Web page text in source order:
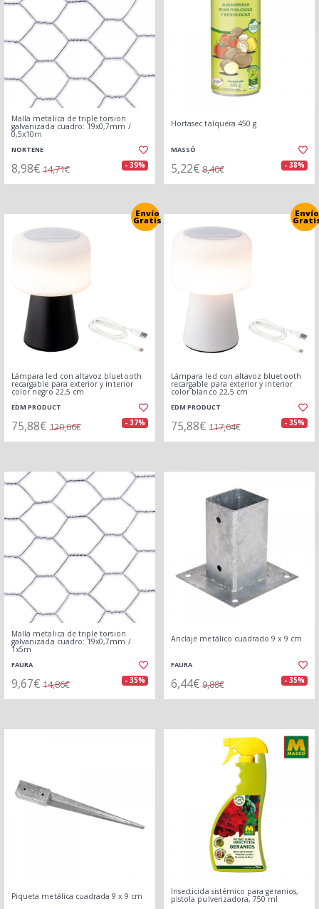
Malla metalica de triple torsion
galvanizada cuadro: 19x0,7mm /
0,5x10m
NORTENE
8,98€ 14,71€ - 39%
Hortasec talquera 450 g
MASSÓ
5,22€ 8,40€ - 38%
Envío
Gratis
Lámpara led con altavoz bluetooth
recargable para exterior y interior
color negro 22,5 cm
EDM PRODUCT
75,88€ 120,66€ - 37%
Envío
Lámpara led con altavoz bluetooth
recargable para exterior y interior
color blanco 22,5 cm
EDM PRODUCT
75,88€ 117,64€ - 35%
Malla metalica de triple torsion
galvanizada cuadro: 19x0,7mm /
1x5m
FAURA
9,67€ 14,86€ - 35%
Anclaje metálico cuadrado 9 x 9 cm
FAURA
6,44€ 9,88€ - 35%
Piqueta metálica cuadrada 9 x 9 cm Insecticida sistémico para geranios,
pistola pulverizadora, 750 ml